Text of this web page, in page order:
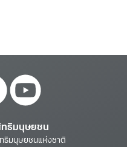
ธิมนุษยชน
ธิมนุษยชนแห่งชาติ